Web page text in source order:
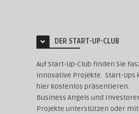
DER START-UP-CLUB
Auf Start-Up-Club finden Sie
innovative Projekte. Start-Ups
hier kostenlos präsentieren.
Business Angels und
Projekte unterstützen oder